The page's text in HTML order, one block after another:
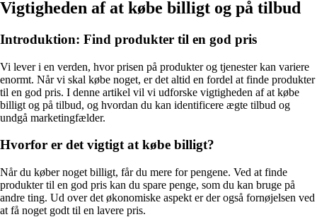
Vigtigheden af at købe billigt og på tilbud
Introduktion: Find produkter til en god pris
Vi lever i en verden, hvor prisen på produkter og tjenester kan variere
enormt. Når vi skal købe noget, er det altid en fordel at finde produkter
til en god pris. I denne artikel vil vi udforske vigtigheden af at købe
billigt og på tilbud, og hvordan du kan identificere ægte tilbud og
undgå marketingfælder.
Hvorfor er det vigtigt at købe billigt?
Når du køber noget billigt, får du mere for pengene. Ved at finde
produkter til en god pris kan du spare penge, som du kan bruge på
andre ting. Ud over det økonomiske aspekt er der også fornøjelsen ved
at få noget godt til en lavere pris.